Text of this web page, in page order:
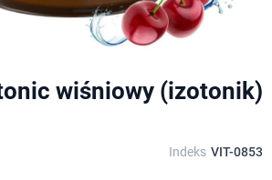
wiśniowy (izotonik)
Indeks VIT-0853